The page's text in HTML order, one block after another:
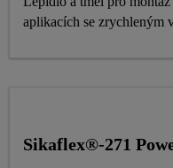
aplikacích se zrychleným
Sikaflex®-271